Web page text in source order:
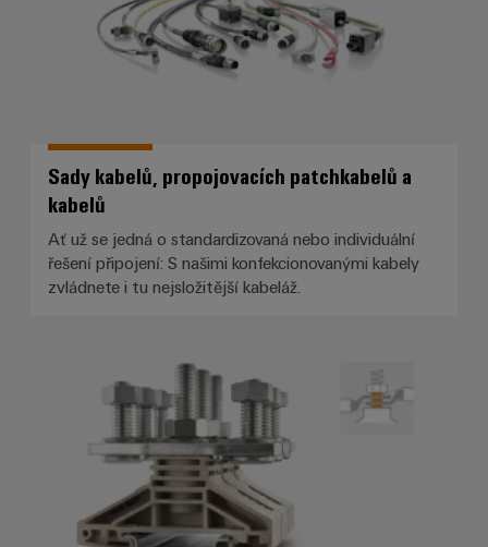
Sady kabelů, propojovacích patchkabelů a
kabelů
Ať už se jedná o standardizovaná nebo individuální
řešení připojení: S našimi konfekcionovanými kabely
zvládnete i tu nejsložitější kabeláž.
Šroubové připojení s kolíkovou